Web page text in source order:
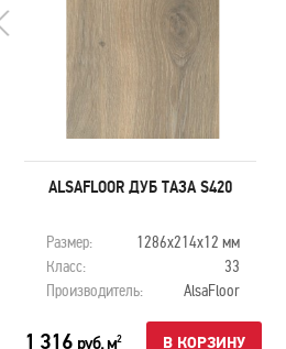
ALSAFLOOR ДУБ ТАЗА S420
Размер:
1286х214х12 мм
Класс:
33
Производитель:
AlsaFloor
1 316 руб. м2 В КОРЗИНУ